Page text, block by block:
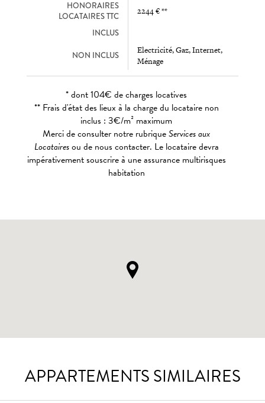
HONORAIRES
LOCATAIRES TTC
2244 € **
INCLUS
NON INCLUS
Electricité, Gaz, Internet,
Ménage
* dont 104€ de charges locatives
** Frais d'état des lieux à la charge du locataire non
inclus : 3€/m² maximum
Merci de consulter notre rubriqueServices aux
Locatairesou de nous contacter. Le locataire devra
impérativement souscrire à une assurance multirisques
habitation
APPARTEMENTS SIMILAIRES